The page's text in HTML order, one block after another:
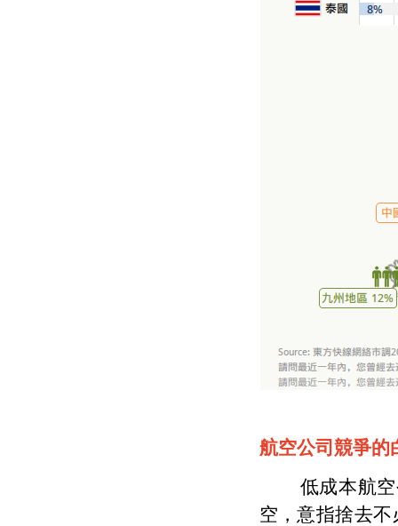
航空公司競爭的
低成本航空公
空，意指捨去